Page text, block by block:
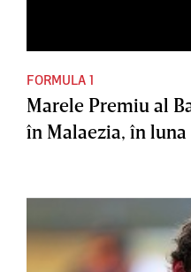
FORMULA 1
Marele Premiu al
în Malaezia, în